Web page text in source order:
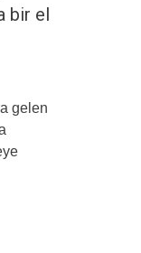
bir el
gelen